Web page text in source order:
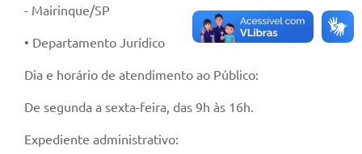
- Mairinque/SP
• Departamento Jurídico
Dia e horário de atendimento ao Público:
De segunda a sexta-feira, das 9h às 16h.
Expediente administrativo: